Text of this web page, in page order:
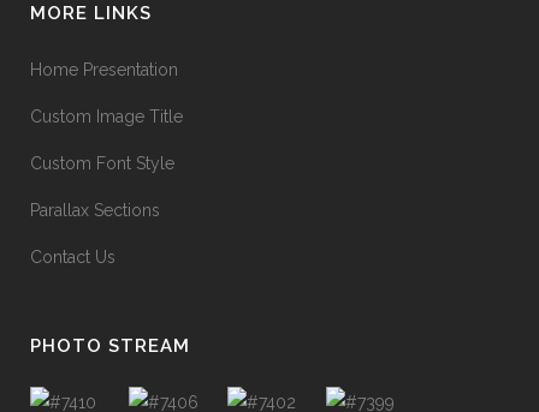
MORE LINKS
Home Presentation
Custom Image Title
Custom Font Style
Parallax Sections
Contact Us
PHOTO STREAM